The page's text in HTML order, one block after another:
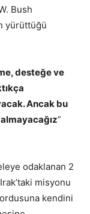
Bush
yürüttüğü
desteğe ve
Ancak bu
”
odaklanan 2
misyonu
kendini